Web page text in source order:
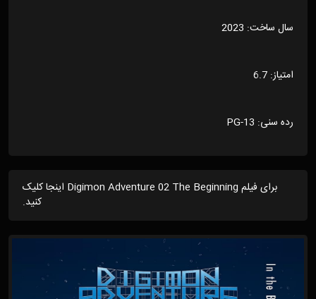
سال ساخت: 2023
امتیاز: 6.7
رده سنی: PG-13
برای فیلم Digimon Adventure 02 The Beginning اینجا کلیک
کنید.